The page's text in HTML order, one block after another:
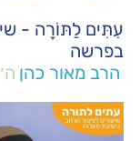
עִתִּים לַתּוֹרָה -
בפרשה
הרב מאור כהן